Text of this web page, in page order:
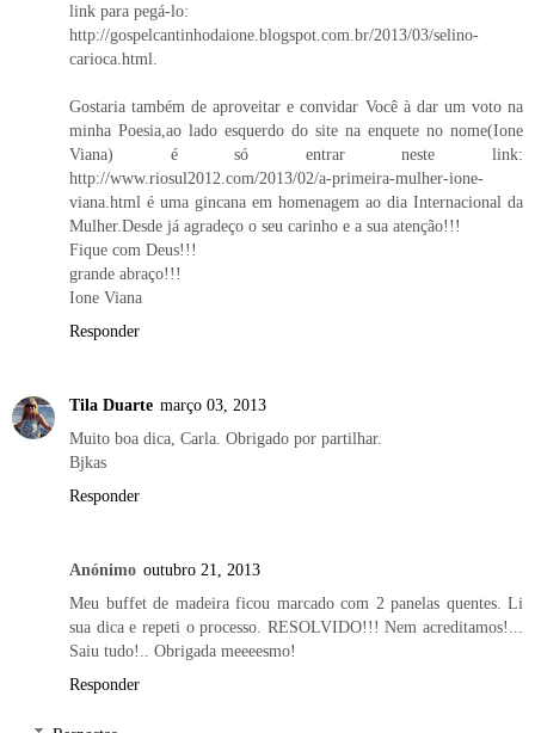
link para pegá-lo:
http://gospelcantinhodaione.blogspot.com.br/2013/03/selino-
carioca.html.
Gostaria também de aproveitar e convidar Você à dar um voto na
minha Poesia,ao lado esquerdo do site na enquete no nome(Ione
Viana) é só entrar neste link:
http://www.riosul2012.com/2013/02/a-primeira-mulher-ione-
viana.html é uma gincana em homenagem ao dia Internacional da
Mulher.Desde já agradeço o seu carinho e a sua atenção!!!
Fique com Deus!!!
grande abraço!!!
Ione Viana
Responder
Tila Duarte março 03, 2013
Muito boa dica, Carla. Obrigado por partilhar.
Bjkas
Responder
Anónimo outubro 21, 2013
Meu buffet de madeira ficou marcado com 2 panelas quentes. Li
sua dica e repeti o processo. RESOLVIDO!!! Nem acreditamos!...
Saiu tudo!.. Obrigada meeeesmo!
Responder